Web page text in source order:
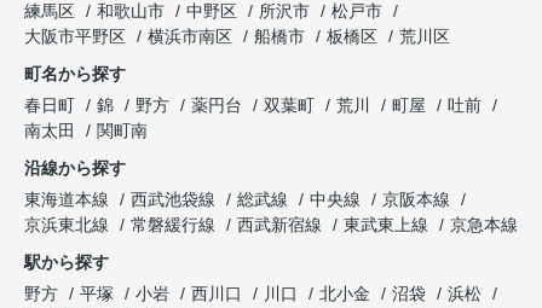
練馬区
和歌山市 中野区 所沢市
松戸市
大阪市平野区
横浜市南区 船橋市 板橋区
荒川区
町名から探す
春日町
錦 野方 薬円台 双葉町 荒川 町屋
吐前
南太田
関町南
沿線から探す
東海道本線
西武池袋線 総武線 中央線
京阪本線
京浜東北線
常磐緩行線 西武新宿線 東武東上線
京急本線
駅から探す
野方
平塚 小岩 西川口 川口 北小金 沼袋
浜松